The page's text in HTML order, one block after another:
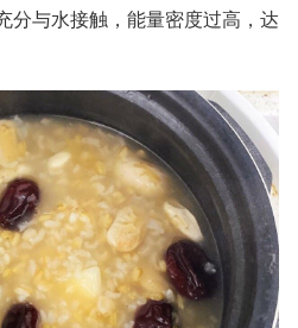
分与水接触，能量密度过高，达